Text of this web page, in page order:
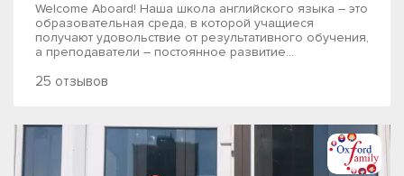
Welcome Aboard! Наша школа английского языка – это
образовательная среда, в которой учащиеся
получают удовольствие от результативного обучения,
а преподаватели – постоянное развитие...
25 отзывов